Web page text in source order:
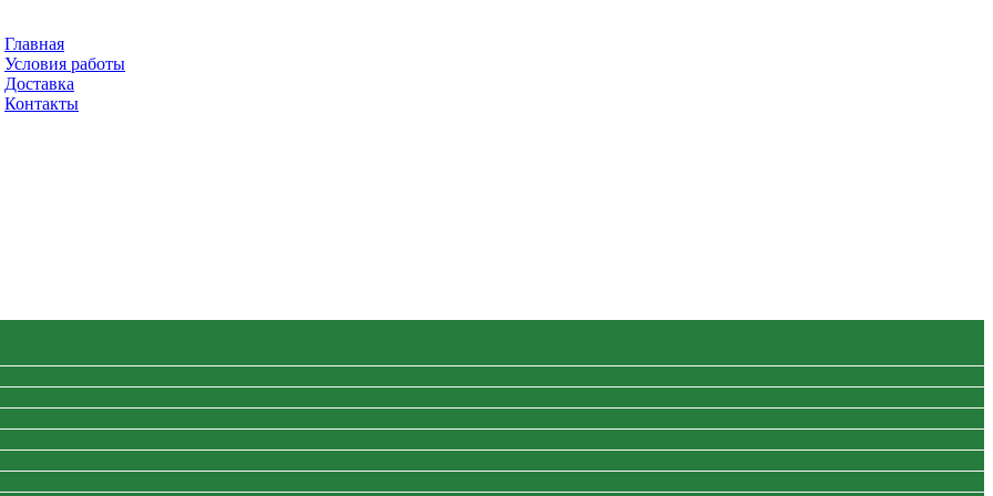
Главная
Условия работы
Доставка
Контакты